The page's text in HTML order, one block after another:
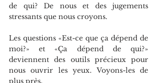
de qui? De nous et des jugements
stressants que nous croyons.
Les questions «Est-ce que ça dépend de
moi?» et «Ça dépend de qui?»
deviennent des outils précieux pour
nous ouvrir les yeux. Voyons-les de
plus près.